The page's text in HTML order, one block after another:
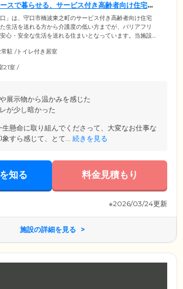
スで暮らせる、サービス付き高齢者向け住宅で
口」は、守口市橋波東之町のサービス付き高齢者向け住宅
生活を送れる方から介護度の低い方までが、バリアフリ
心・安全な生活を送れる住まいとなっています。当施設
徴。自分らしい生活を思い思いに送っていただけます。
相談員が伺います。また、ご入居前のご相談からご入居
駐 /トイレ付き居室
21室 /
展示物から温かみを感じた
が少し暗かった
生懸命に取り組んでくださって、大変なお仕事な
すら感じて、とて... 続きを見る
知る 料金見積もり
※2026/03/24更新
施設の詳細を見る